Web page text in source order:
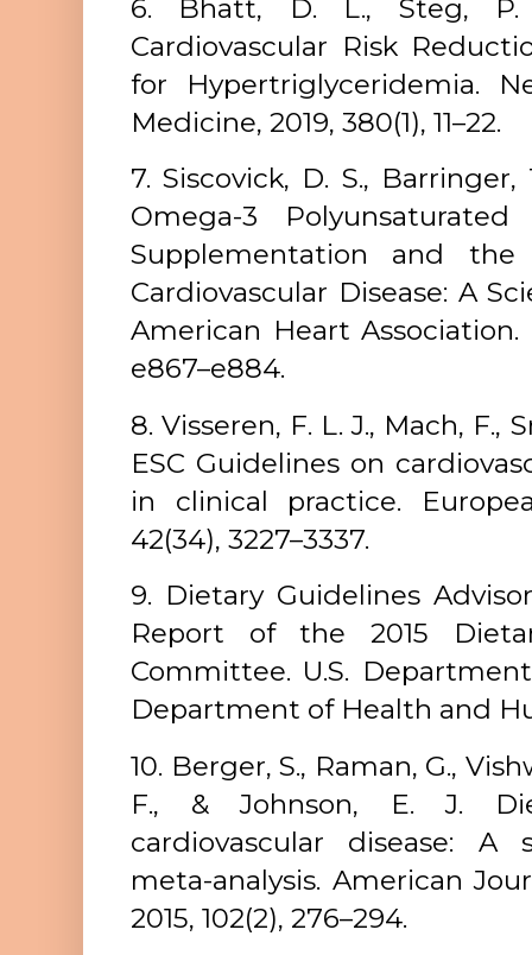
6. Bhatt, D. L., Steg,
Cardiovascular Risk
for Hypertriglyceridemia.
Medicine, 2019, 380(1), 11–22.
7. Siscovick, D. S.,
Omega-3
Supplementation and
Cardiovascular Disease: A
American Heart Association.
e867–e884.
8. Visseren, F. L. J., Mach, F.,
ESC Guidelines on
in clinical practice.
42(34), 3227–3337.
9. Dietary Guidelines
Report of the 2015
Committee. U.S.
Department of Health and
10. Berger, S., Raman, G.,
F., & Johnson, E. J.
cardiovascular disease: A
meta-analysis. American
2015, 102(2), 276–294.